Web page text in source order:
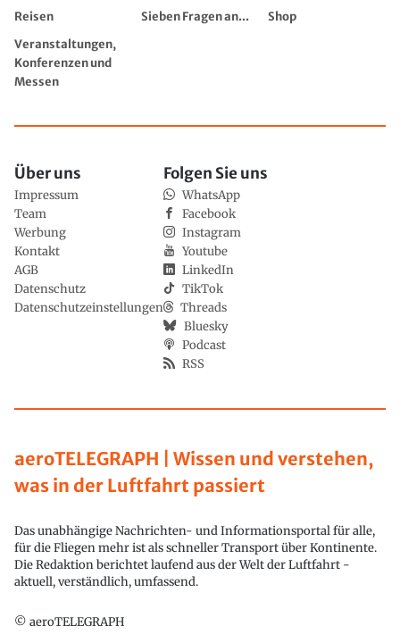
Reisen
Sieben Fragen an...
Shop
Veranstaltungen,
Konferenzen und
Messen
aeroTELEGRAPH | Wissen und verstehen,
was in der Luftfahrt passiert
Das unabhängige Nachrichten- und Informationsportal für alle,
für die Fliegen mehr ist als schneller Transport über Kontinente.
Die Redaktion berichtet laufend aus der Welt der Luftfahrt -
aktuell, verständlich, umfassend.
© aeroTELEGRAPH
Über uns
Impressum
Team
Werbung
Kontakt
AGB
Datenschutz
Datenschutzeinstellungen
Folgen Sie uns
WhatsApp
Facebook
Instagram
Youtube
LinkedIn
TikTok
Threads
Bluesky
Podcast
RSS